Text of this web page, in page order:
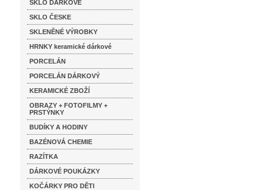
SKLO DÁRKOVÉ
SKLO ČESKE
SKLENĚNÉ VÝROBKY
HRNKY keramické dárkové
PORCELÁN
PORCELÁN DÁRKOVÝ
KERAMICKÉ ZBOŽÍ
OBRAZY + FOTOFILMY +
PRSTÝNKY
BUDÍKY A HODINY
BAZÉNOVÁ CHEMIE
RAZÍTKA
DÁRKOVÉ POUKÁZKY
KOČÁRKY PRO DĚTI